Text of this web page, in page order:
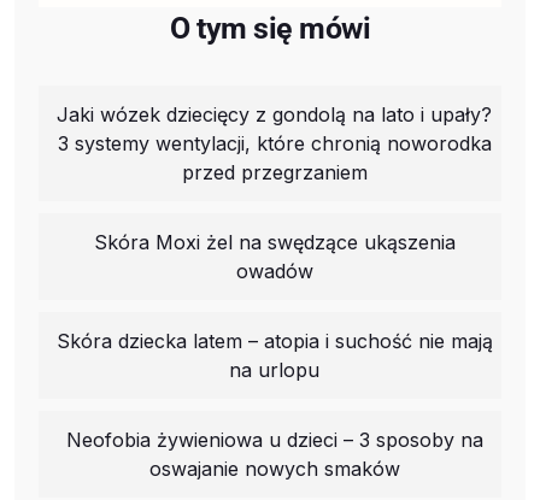
O tym się mówi
Jaki wózek dziecięcy z gondolą na lato i upały?
3 systemy wentylacji, które chronią noworodka
przed przegrzaniem
Skóra Moxi żel na swędzące ukąszenia
owadów
Skóra dziecka latem – atopia i suchość nie mają
na urlopu
Neofobia żywieniowa u dzieci – 3 sposoby na
oswajanie nowych smaków